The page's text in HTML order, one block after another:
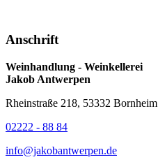
Anschrift
Weinhandlung - Weinkellerei
Jakob Antwerpen
Rheinstraße 218, 53332 Bornheim
02222 - 88 84
info@jakobantwerpen.de